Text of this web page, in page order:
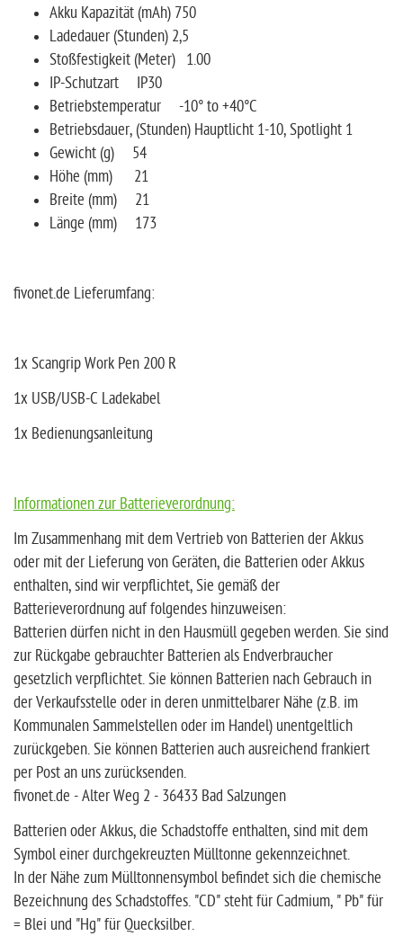
Akku Kapazität (mAh) 750
Ladedauer (Stunden) 2,5
Stoßfestigkeit (Meter) 1.00
IP-Schutzart IP30
Betriebstemperatur -10° to +40°C
Betriebsdauer, (Stunden) Hauptlicht 1-10, Spotlight 1
Gewicht (g) 54
Höhe (mm) 21
Breite (mm) 21
Länge (mm) 173
fivonet.de Lieferumfang:
1x Scangrip Work Pen 200 R
1x USB/USB-C Ladekabel
1x Bedienungsanleitung
Informationen zur Batterieverordnung:
Im Zusammenhang mit dem Vertrieb von Batterien der Akkus
oder mit der Lieferung von Geräten, die Batterien oder Akkus
enthalten, sind wir verpflichtet, Sie gemäß der
Batterieverordnung auf folgendes hinzuweisen:
Batterien dürfen nicht in den Hausmüll gegeben werden. Sie sind
zur Rückgabe gebrauchter Batterien als Endverbraucher
gesetzlich verpflichtet. Sie können Batterien nach Gebrauch in
der Verkaufsstelle oder in deren unmittelbarer Nähe (z.B. im
Kommunalen Sammelstellen oder im Handel) unentgeltlich
zurückgeben. Sie können Batterien auch ausreichend frankiert
per Post an uns zurücksenden.
fivonet.de - Alter Weg 2 - 36433 Bad Salzungen
Batterien oder Akkus, die Schadstoffe enthalten, sind mit dem
Symbol einer durchgekreuzten Mülltonne gekennzeichnet.
In der Nähe zum Mülltonnensymbol befindet sich die chemische
Bezeichnung des Schadstoffes. "CD" steht für Cadmium, " Pb" für
= Blei und "Hg" für Quecksilber.